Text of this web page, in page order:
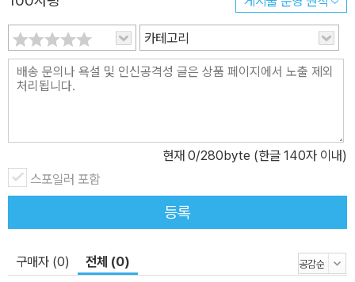
정을 드러내는 일은 나약함으로 간주되고, 고통을 털어놓는 순간 오
히려 ‘불편한 사람’이라는 낙인이 찍히기 쉽다. 그래서 대부분 사람이
상처를 혼자 삭이고, 침묵 속에서 관계의 균열을 견디며 살아간다. 그
러나 감정은 말할 수 있을 때 비로소 치유되고, 상처는 드러날 때야 말
로 다시 관계를 맺을 수 있는 실마리를 얻게 된다. 《오늘도 견뎌온 당
나 치유를 강요하지 않고, 오히려 ‘상처는 인간됨의 일부’임을 정직하
게 인정하면서, 그 상처를 사회 안에서 어떻게 이해하고, 언어화하며,
타인과 나눌 수 있을지를 제안한다. 저자는 말한다. “나는 분명 피해
자라고 생각했는데, 어느 날 문득 누군가의 상처가 되어 있었다.” 이
처럼 이 책은 가해자와 피해자의 경계, 말하는 자와 침묵하는 자의 위
치가 얼마나 쉽게 뒤바뀔 수 있는지를 깨닫게 한다. 그 깨달음은 상처
에 대한 깊은 이해와 성찰을 가능케 하며, 결국 타인을 향한 공감과 자
카테고리
현재 0/280byte (한글 140자 이내)
스포일러 포함
등록
구매자 (0) 전체 (0)